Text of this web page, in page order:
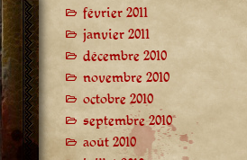
février 2011
janvier 2011
décembre 2010
novembre 2010
octobre 2010
septembre 2010
août 2010